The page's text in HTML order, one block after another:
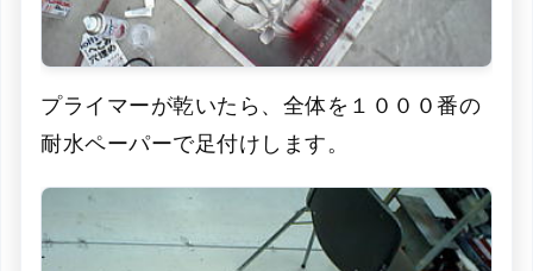
プライマーが乾いたら、全体を１０００番の
耐水ペーパーで足付けします。